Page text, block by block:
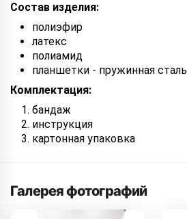
Состав изделия:
полиэфир
латекс
полиамид
планшетки - пружинная сталь
Комплектация:
бандаж
инструкция
картонная упаковка
Галерея фотографий